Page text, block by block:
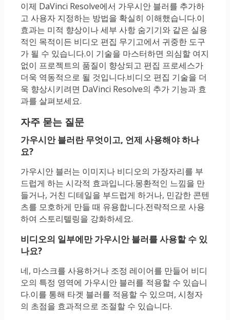
이제 DaVinci Resolve에서 가우시안 블러를 추가하
고 사용자 지정하는 방법을 확실히 이해했습니다.이
효과는 미적 향상이나 세부 사항 숨기기와 같은 실용
적인 목적이든 비디오 편집 무기고에서 귀중한 도구
가 될 수 있습니다.이 기술을 마스터하면 의심할 여지
없이 프로젝트의 품질이 향상되고 편집 프로세스가
더욱 역동적으로 될 것입니다.비디오 편집 기술을 더
욱 향상시키려면 DaVinci Resolve의 추가 기능과 효
과를 살펴보세요.
자주 묻는 질문
가우시안 블러란 무엇이고, 언제 사용해야 하나
요?
가우시안 블러는 이미지나 비디오의 가장자리를 부
드럽게 하는 시각적 효과입니다.몽환적인 느낌을 만
들거나, 거친 디테일을 부드럽게 하거나, 민감한 콘텐
츠를 모호하게 만들 때 유용합니다.전략적으로 사용
하여 스토리텔링을 강화하세요.
비디오의 일부에만 가우시안 블러를 사용할 수 있
나요?
네, 마스크를 사용하거나 조정 레이어를 만들어 비디
오의 특정 영역에 가우시안 블러를 적용할 수 있습니
다.이를 통해 타겟 블러를 적용할 수 있으며, 시청자
의 초점을 효과적으로 조절할 수 있습니다.